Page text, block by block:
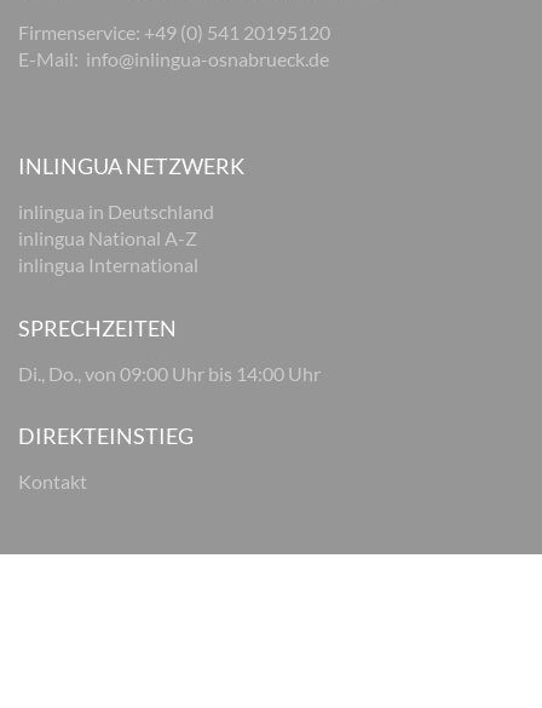
Firmenservice: +49 (0) 541 20195120
E-Mail: info@inlingua-osnabrueck.de
INLINGUA NETZWERK
inlingua in Deutschland
inlingua National A-Z
inlingua International
SPRECHZEITEN
Di., Do., von 09:00 Uhr bis 14:00 Uhr
DIREKTEINSTIEG
Kontakt